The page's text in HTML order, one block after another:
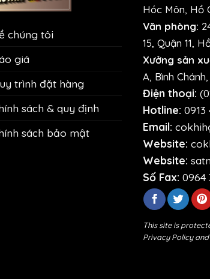
chúng tôi
giá
trình đặt hàng
sách & quy định
sách bảo mật
Hóc Môn, Hồ
Văn phòng:
15, Quận 11,
Xưởng sản
A, Bình
Điện thoại:
Hotline: 0913
Email:
Website:
Website:
Số Fax: 0964
This site is
Privacy Policyand